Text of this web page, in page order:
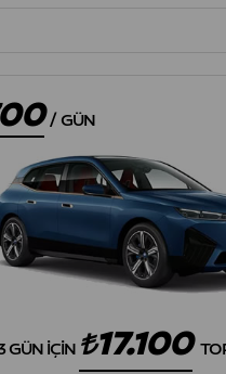
/ GÜN
GÜN İÇIN 17.100